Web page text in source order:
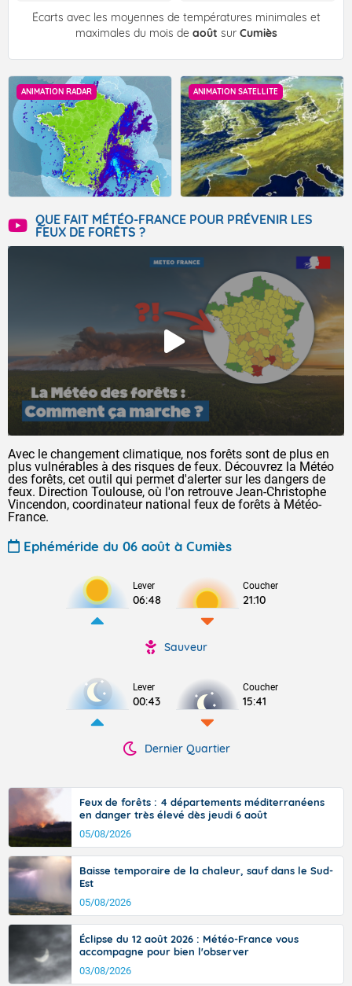
Écarts avec les moyennes de températures minimales et
maximales du mois de août sur Cumiès
ANIMATION RADAR ANIMATION SATELLITE
QUE FAIT MÉTÉO-FRANCE POUR PRÉVENIR LES
FEUX DE FORÊTS ?
Avec le changement climatique, nos forêts sont de plus en
plus vulnérables à des risques de feux. Découvrez la Météo
des forêts, cet outil qui permet d'alerter sur les dangers de
feux. Direction Toulouse, où l'on retrouve Jean-Christophe
Vincendon, coordinateur national feux de forêts à Météo-
France.
Ephéméride du 06 août à Cumiès
Lever
06:48
Coucher
21:10
Sauveur
Lever
00:43
Coucher
15:41
Dernier Quartier
Feux de forêts : 4 départements méditerranéens
en danger très élevé dès jeudi 6 août
05/08/2026
Baisse temporaire de la chaleur, sauf dans le Sud-
Est
05/08/2026
Éclipse du 12 août 2026 : Météo-France vous
accompagne pour bien l'observer
03/08/2026